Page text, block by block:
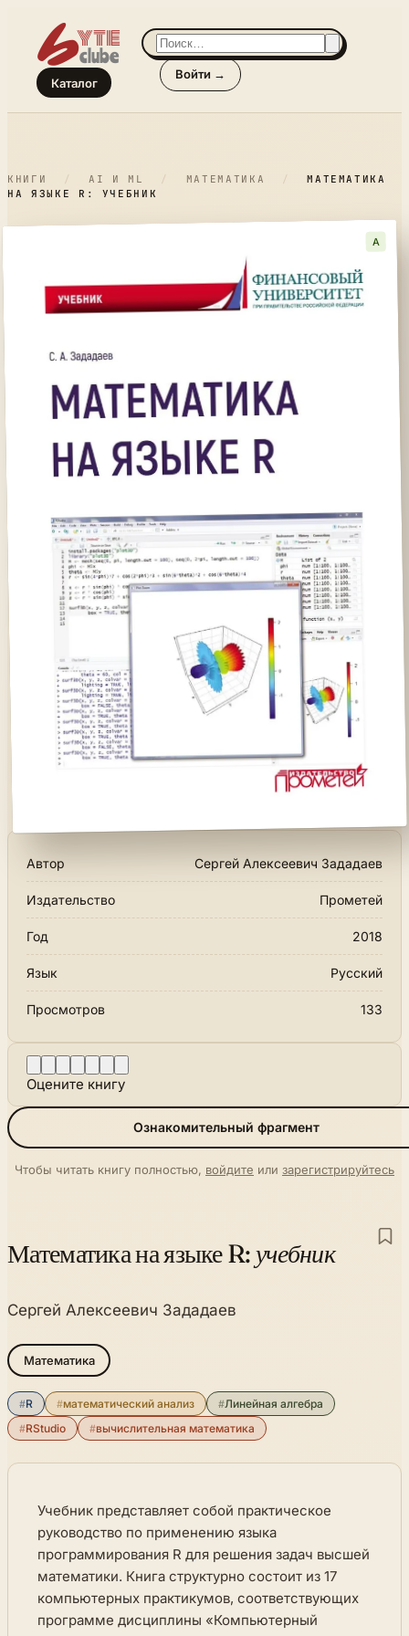
Каталог
Войти →
КНИГИ / AI И ML / МАТЕМАТИКА /
МАТЕМАТИКА
НА ЯЗЫКЕ R: УЧЕБНИК
A
Автор Сергей Алексеевич Зададаев
Издательство Прометей
Год 2018
Язык Русский
Просмотров 133
Оцените книгу
Ознакомительный фрагмент
Чтобы читать книгу полностью, войдите или зарегистрируйтесь
Математика на языке R:учебник
Сергей Алексеевич Зададаев
Математика
#R #математический анализ #Линейная алгебра
#RStudio #вычислительная математика
Учебник представляет собой практическое
руководство по применению языка
программирования R для решения задач высшей
математики. Книга структурно состоит из 17
компьютерных практикумов, соответствующих
программе дисциплины «Компьютерный